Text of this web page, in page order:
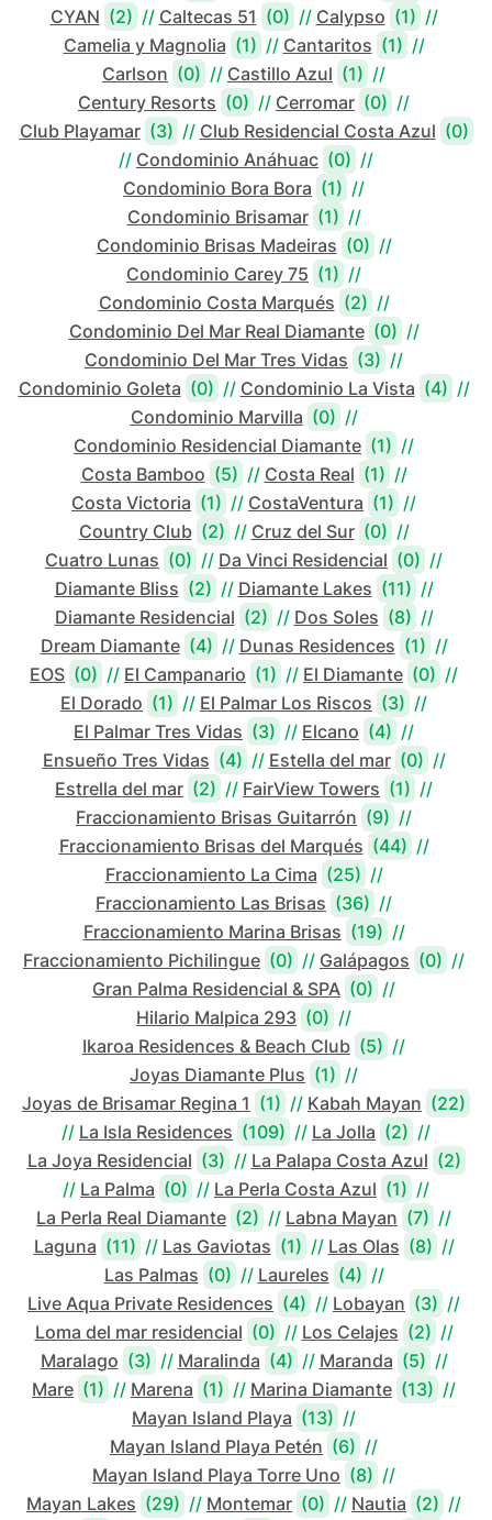
CYAN (2) // Caltecas 51 (0) // Calypso (1) //
Camelia y Magnolia (1) // Cantaritos (1) //
Carlson (0) // Castillo Azul (1) //
Century Resorts (0) // Cerromar (0) //
Club Playamar (3) // Club Residencial Costa Azul (0)
// Condominio Anáhuac (0) //
Condominio Bora Bora (1) //
Condominio Brisamar (1) //
Condominio Brisas Madeiras (0) //
Condominio Carey 75 (1) //
Condominio Costa Marqués (2) //
Condominio Del Mar Real Diamante (0) //
Condominio Del Mar Tres Vidas (3) //
Condominio Goleta (0) // Condominio La Vista (4) //
Condominio Marvilla (0) //
Condominio Residencial Diamante (1) //
Costa Bamboo (5) // Costa Real (1) //
Costa Victoria (1) // CostaVentura (1) //
Country Club (2) // Cruz del Sur (0) //
Cuatro Lunas (0) // Da Vinci Residencial (0) //
Diamante Bliss (2) // Diamante Lakes (11) //
Diamante Residencial (2) // Dos Soles (8) //
Dream Diamante (4) // Dunas Residences (1) //
EOS (0) // El Campanario (1) // El Diamante (0) //
El Dorado (1) // El Palmar Los Riscos (3) //
El Palmar Tres Vidas (3) // Elcano (4) //
Ensueño Tres Vidas (4) // Estella del mar (0) //
Estrella del mar (2) // FairView Towers (1) //
Fraccionamiento Brisas Guitarrón (9) //
Fraccionamiento Brisas del Marqués (44) //
Fraccionamiento La Cima (25) //
Fraccionamiento Las Brisas (36) //
Fraccionamiento Marina Brisas (19) //
Fraccionamiento Pichilingue (0) // Galápagos (0) //
Gran Palma Residencial & SPA (0) //
Hilario Malpica 293 (0) //
Ikaroa Residences & Beach Club (5) //
Joyas Diamante Plus (1) //
Joyas de Brisamar Regina 1 (1) // Kabah Mayan (22)
// La Isla Residences (109) // La Jolla (2) //
La Joya Residencial (3) // La Palapa Costa Azul (2)
// La Palma (0) // La Perla Costa Azul (1) //
La Perla Real Diamante (2) // Labna Mayan (7) //
Laguna (11) // Las Gaviotas (1) // Las Olas (8) //
Las Palmas (0) // Laureles (4) //
Live Aqua Private Residences (4) // Lobayan (3) //
Loma del mar residencial (0) // Los Celajes (2) //
Maralago (3) // Maralinda (4) // Maranda (5) //
Mare (1) // Marena (1) // Marina Diamante (13) //
Mayan Island Playa (13) //
Mayan Island Playa Petén (6) //
Mayan Island Playa Torre Uno (8) //
Mayan Lakes (29) // Montemar (0) // Nautia (2) //